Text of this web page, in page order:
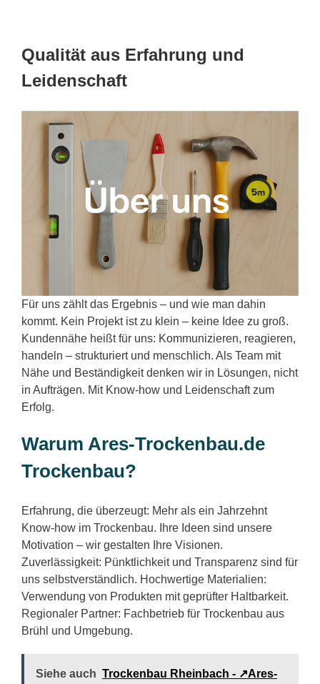
Qualität aus Erfahrung und
Leidenschaft
Für uns zählt das Ergebnis – und wie man dahin
kommt. Kein Projekt ist zu klein – keine Idee zu groß.
Kundennähe heißt für uns: Kommunizieren, reagieren,
handeln – strukturiert und menschlich. Als Team mit
Nähe und Beständigkeit denken wir in Lösungen, nicht
in Aufträgen. Mit Know-how und Leidenschaft zum
Erfolg.
Warum Ares-Trockenbau.de
Trockenbau?
Erfahrung, die überzeugt: Mehr als ein Jahrzehnt
Know-how im Trockenbau. Ihre Ideen sind unsere
Motivation – wir gestalten Ihre Visionen.
Zuverlässigkeit: Pünktlichkeit und Transparenz sind für
uns selbstverständlich. Hochwertige Materialien:
Verwendung von Produkten mit geprüfter Haltbarkeit.
Regionaler Partner: Fachbetrieb für Trockenbau aus
Brühl und Umgebung.
Siehe auch Trockenbau Rheinbach - ↗️Ares-